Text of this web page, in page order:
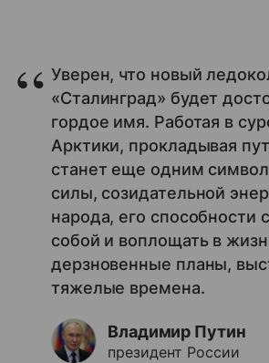
Уверен, что новый
«Сталинград» будет
гордое имя. Работая в
Арктики, прокладывая
станет еще одним
силы, созидательной
народа, его способности
собой и воплощать в
дерзновенные планы,
тяжелые времена.
Владимир Путин
президент России